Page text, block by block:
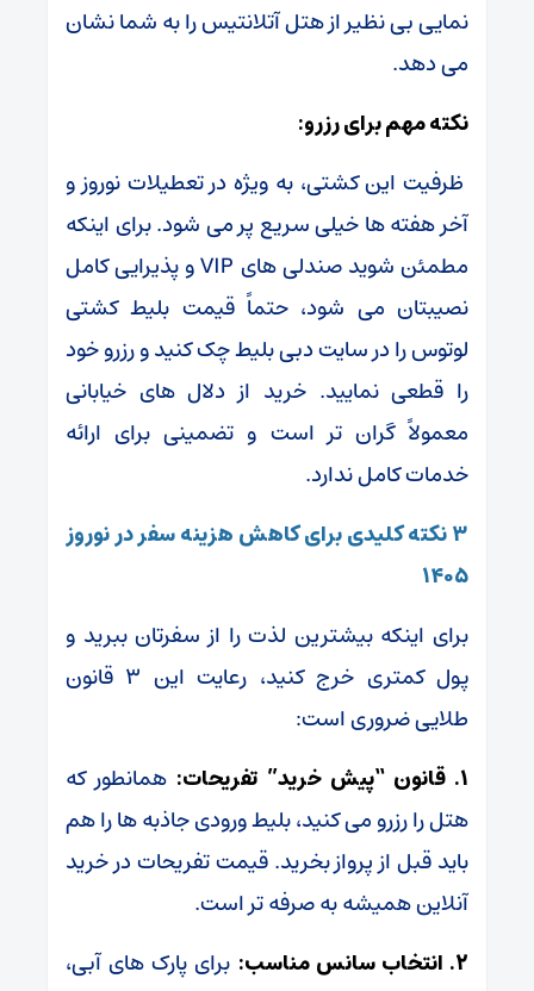
نمایی بی‌ نظیر از هتل آتلانتیس را به شما نشان
می دهد.
نکته مهم برای رزرو:
ظرفیت این کشتی، به ویژه در تعطیلات نوروز و
آخر هفته‌ ها خیلی سریع پر می شود. برای اینکه
مطمئن شوید صندلی‌ های VIP و پذیرایی کامل
نصیبتان می شود، حتماً قیمت بلیط کشتی
لوتوس را در سایت دبی بلیط چک کنید و رزرو خود
را قطعی نمایید. خرید از دلال‌ های خیابانی
معمولاً گران‌ تر است و تضمینی برای ارائه
خدمات کامل ندارد.
۳ نکته کلیدی برای کاهش هزینه سفر در نوروز
۱۴۰۵
برای اینکه بیشترین لذت را از سفرتان ببرید و
پول کمتری خرج کنید، رعایت این ۳ قانون
طلایی ضروری است:
۱. قانون “پیش خرید” تفریحات:
همانطور که
هتل را رزرو می کنید، بلیط ورودی جاذبه‌ ها را هم
باید قبل از پرواز بخرید. قیمت تفریحات در خرید
آنلاین همیشه به‌ صرفه‌ تر است.
۲. انتخاب سانس مناسب:
برای پارک‌ های آبی،